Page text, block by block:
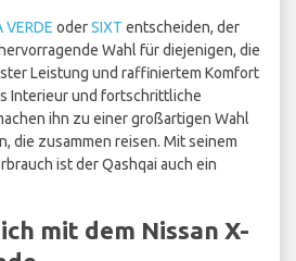
VERDE oderSIXT entscheiden, der
Wahl für diejenigen, die
Leistung und raffiniertem Komfort
Interieur und fortschrittliche
ihn zu einer großartigen Wahl
die zusammen reisen. Mit seinem
ist der Qashqai auch ein
mit dem Nissan X-